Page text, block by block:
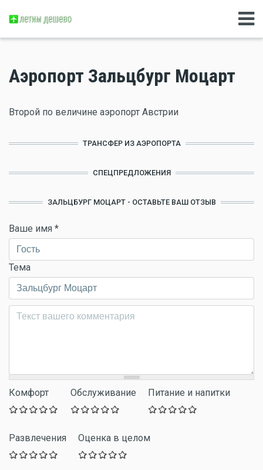
Аэропорт Зальцбург Моцарт
Второй по величине аэропорт Австрии
ТРАНСФЕР ИЗ АЭРОПОРТА
СПЕЦПРЕДЛОЖЕНИЯ
ЗАЛЬЦБУРГ МОЦАРТ - ОСТАВЬТЕ ВАШ ОТЗЫВ
Ваше имя *
Тема
Комментарий*
Комфорт Обслуживание Питание и напитки
Развлечения Оценка в целом